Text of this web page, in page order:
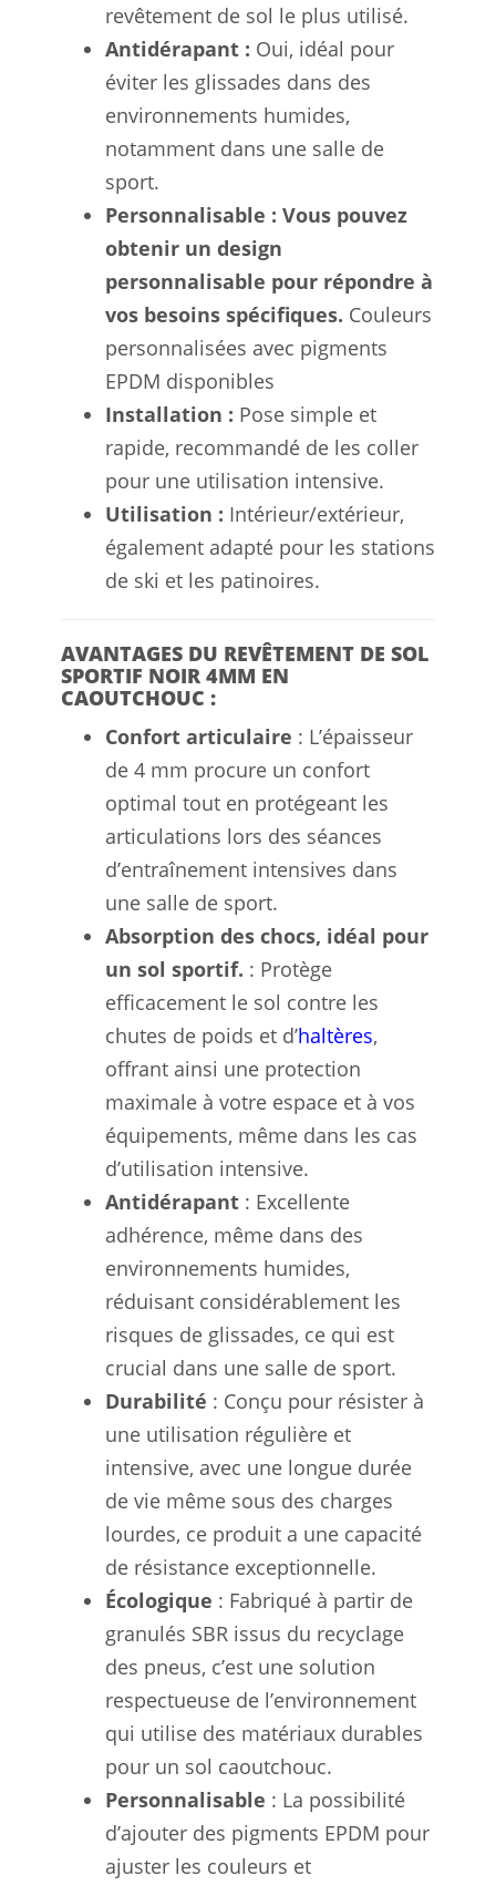
revêtement de sol le plus utilisé.
Antidérapant : Oui, idéal pour
éviter les glissades dans des
environnements humides,
notamment dans une salle de
sport.
Personnalisable : Vous pouvez
obtenir un design
personnalisable pour répondre à
vos besoins spécifiques. Couleurs
personnalisées avec pigments
EPDM disponibles
Installation : Pose simple et
rapide, recommandé de les coller
pour une utilisation intensive.
Utilisation : Intérieur/extérieur,
également adapté pour les stations
de ski et les patinoires.
AVANTAGES DU REVÊTEMENT DE SOL
SPORTIF NOIR 4MM EN
CAOUTCHOUC :
Confort articulaire : L’épaisseur
de 4 mm procure un confort
optimal tout en protégeant les
articulations lors des séances
d’entraînement intensives dans
une salle de sport.
Absorption des chocs, idéal pour
un sol sportif. : Protège
efficacement le sol contre les
chutes de poids et d’haltères,
offrant ainsi une protection
maximale à votre espace et à vos
équipements, même dans les cas
d’utilisation intensive.
Antidérapant : Excellente
adhérence, même dans des
environnements humides,
réduisant considérablement les
risques de glissades, ce qui est
crucial dans une salle de sport.
Durabilité : Conçu pour résister à
une utilisation régulière et
intensive, avec une longue durée
de vie même sous des charges
lourdes, ce produit a une capacité
de résistance exceptionnelle.
Écologique : Fabriqué à partir de
granulés SBR issus du recyclage
des pneus, c’est une solution
respectueuse de l’environnement
qui utilise des matériaux durables
pour un sol caoutchouc.
Personnalisable : La possibilité
d’ajouter des pigments EPDM pour
ajuster les couleurs et